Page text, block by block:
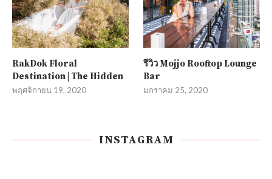
RakDok Floral
Destination | The Hidden
พฤศจิกายน 19, 2020
รีวิว Mojjo Rooftop Lounge
Bar
มกราคม 25, 2020
INSTAGRAM